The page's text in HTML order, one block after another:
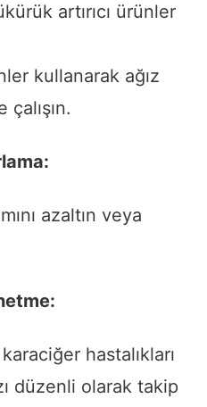
artırıcı ürünler
kullanarak ağız
azaltın veya
hastalıkları
düzenli olarak takip